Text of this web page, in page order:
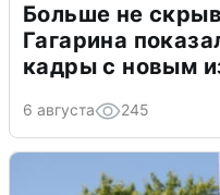
Больше не
Гагарина
кадры с новым
6 августа 245